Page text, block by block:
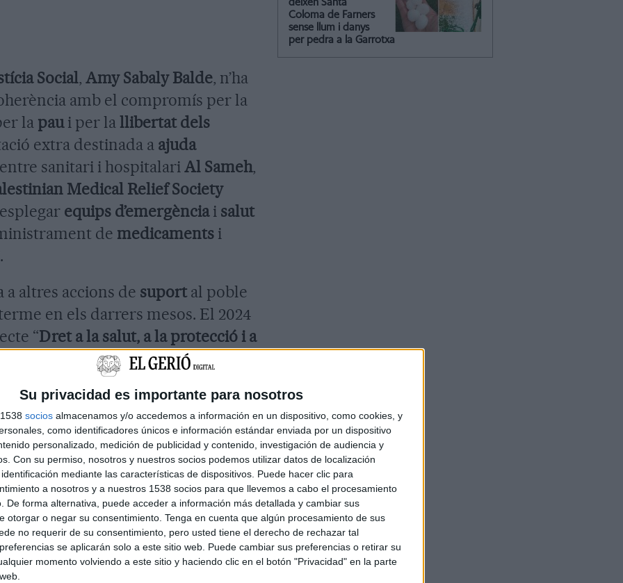
Su privacidad es importante para nosotros
socios almacenamos y/o accedemos a información en un dispositivo, como cookies, y
como identificadores únicos e información estándar enviada por un dispositivo
personalizado, medición de publicidad y contenido, investigación de audiencia y
Con su permiso, nosotros y nuestros socios podemos utilizar datos de localización
mediante las características de dispositivos. Puede hacer clic para
a nosotros y a nuestros 1538 socios para que llevemos a cabo el procesamiento
De forma alternativa, puede acceder a información más detallada y cambiar sus
otorgar o negar su consentimiento. Tenga en cuenta que algún procesamiento de sus
no requerir de su consentimiento, pero usted tiene el derecho de rechazar tal
se aplicarán solo a este sitio web. Puede cambiar sus preferencias o retirar su
momento volviendo a este sitio y haciendo clic en el botón "Privacidad" en la parte
Social, Amy Sabaly Balde, n’ha
amb el compromís per la
la paui per la llibertat dels
extra destinada a ajuda
sanitari i hospitalariAl Sameh,
Medical Relief Society
equips d’emergènciai salut
de medicaments i
altres accions de suportal poble
en els darrers mesos. El 2024
“Dret a la salut, a la protecció i a
els atacs israelians a la
”, impulsat per l’
Medical Relief Society. El
el seusuport a la causa palestina
institucionals.
municipalva aprovar unamoció
. Posteriorment, el juny de 2025,
institucionaldelFons
de la guerra a Gaza,
dret internacional humanitari
deixen Santa
Coloma de Farners
sense llum i danys
per pedra a la Garrotxa